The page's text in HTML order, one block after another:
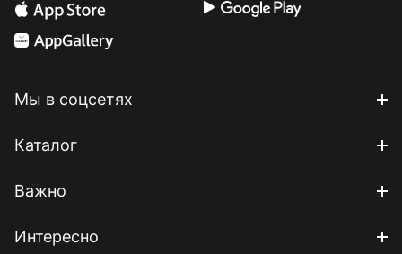
Мы в соцсетях
Каталог
Важно
Интересно